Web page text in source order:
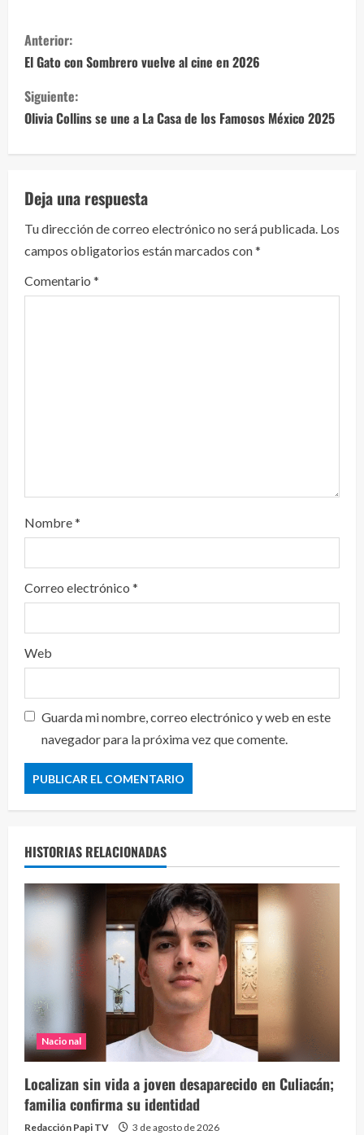
S
i
g
u
l
e
y
e
Anterior:
El Gato con Sombrero vuelve al cine en 2026
Siguiente:
Olivia Collins se une a La Casa de los Famosos México 2025
Deja una respuesta
Tu dirección de correo electrónico no será publicada. Los
campos obligatorios están marcados con*
Comentario *
Nombre*
Correo electrónico *
Web
Guarda mi nombre, correo electrónico y web en este
navegador para la próxima vez que comente.
HISTORIAS RELACIONADAS
Nacional
Localizan sin vida a joven desaparecido en Culiacán;
familia confirma su identidad
Redacción Papi TV 3 de agosto de 2026